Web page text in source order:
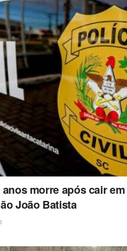
morre após cair
João Batista